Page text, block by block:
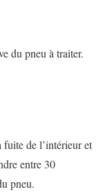
du pneu à traiter.
de l’intérieur et
entre 30
pneu.